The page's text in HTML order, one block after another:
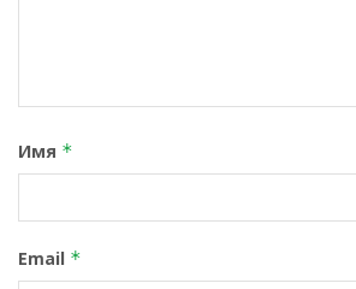
Имя *
Email *